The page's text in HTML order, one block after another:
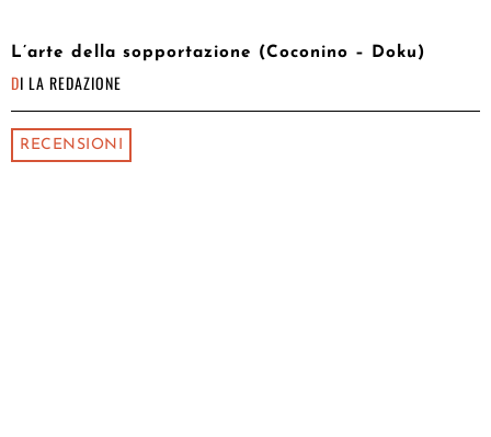
L’arte della sopportazione (Coconino – Doku)
DI LA REDAZIONE
RECENSIONI